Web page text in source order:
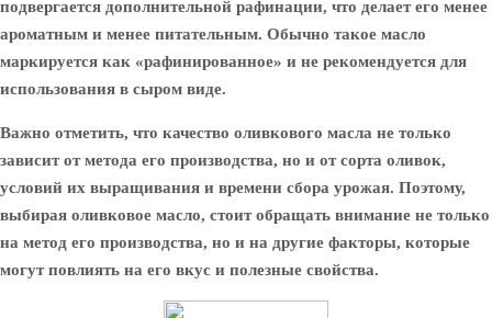
подвергается дополнительной рафинации, что делает его менее
ароматным и менее питательным. Обычно такое масло
маркируется как «рафинированное» и не рекомендуется для
использования в сыром виде.
Важно отметить, что качество оливкового масла не только
зависит от метода его производства, но и от сорта оливок,
условий их выращивания и времени сбора урожая. Поэтому,
выбирая оливковое масло, стоит обращать внимание не только
на метод его производства, но и на другие факторы, которые
могут повлиять на его вкус и полезные свойства.